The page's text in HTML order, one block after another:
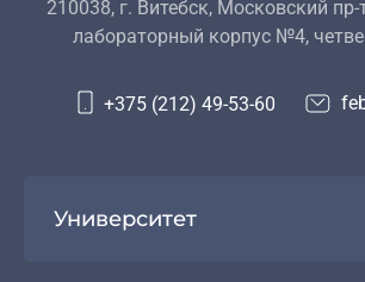
210038, г. Витебск, Московский пр-
лабораторный корпус №4,
+375 (212) 49-53-60
Университет